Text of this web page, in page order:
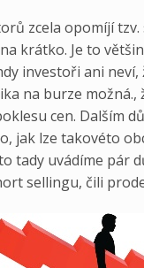
zcela opomíjí
krátko. Je to
investoři ani neví,
na burze možná.,
cen. Dalším
jak lze takovéto
tady uvádíme pár
sellingu, čili